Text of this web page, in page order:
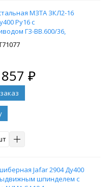
МЗТА ЗКЛ2-16
Ру16 с
ГЗ-ВВ.600/36,
₽
Jafar 2904 Ду400
шпинделем с